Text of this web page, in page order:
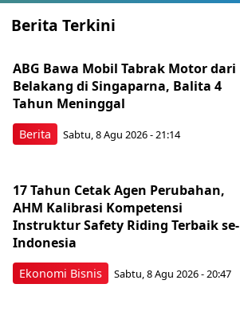
Berita Terkini
Berita
ABG Bawa Mobil Tabrak Motor dari
Belakang di Singaparna, Balita 4
Tahun Meninggal
Sabtu, 8 Agu 2026 - 21:14
Ekonomi Bisnis
17 Tahun Cetak Agen Perubahan,
AHM Kalibrasi Kompetensi
Instruktur Safety Riding Terbaik se-
Indonesia
Sabtu, 8 Agu 2026 - 20:47